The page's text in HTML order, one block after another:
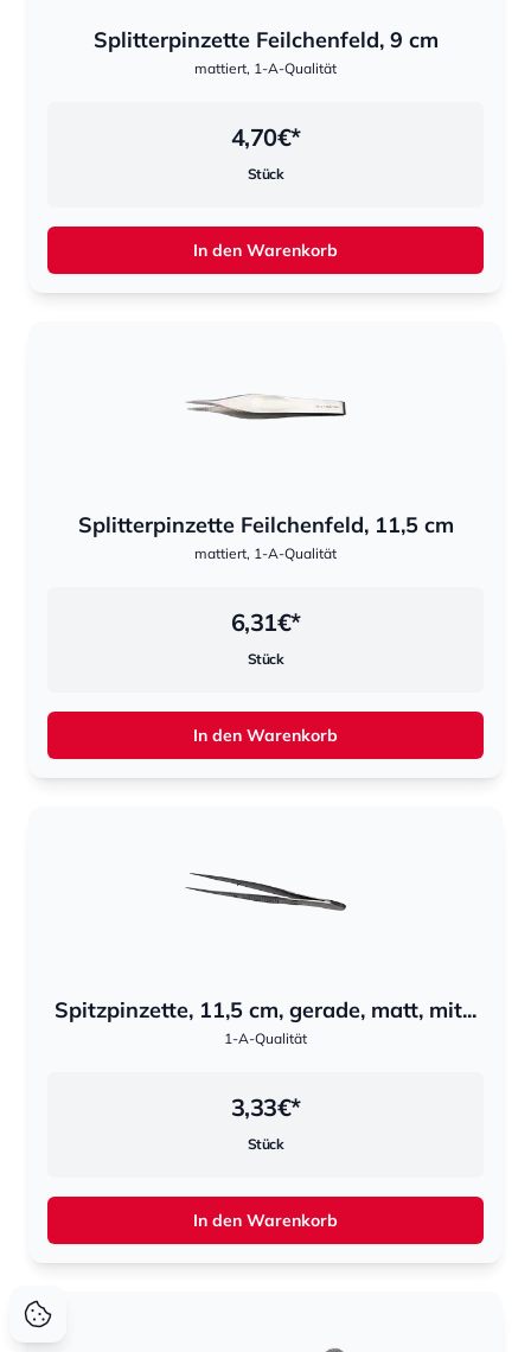
Splitterpinzette Feilchenfeld, 9 cm
mattiert, 1-A-Qualität
4,70€*
Stück
In den Warenkorb
Splitterpinzette Feilchenfeld, 11,5 cm
mattiert, 1-A-Qualität
6,31€*
Stück
In den Warenkorb
Spitzpinzette, 11,5 cm, gerade, matt, mit...
1-A-Qualität
3,33€*
Stück
In den Warenkorb